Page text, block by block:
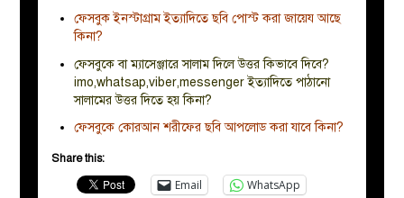
ফেসবুক ইনস্টাগ্রাম ইত্যাদিতে ছবি পোস্ট করা জায়েয আছে
কিনা?
ফেসবুকে বা ম্যাসেঞ্জারে সালাম দিলে উত্তর কিভাবে দিবে?
imo,whatsap,viber,messenger ইত্যাদিতে পাঠানো
সালামের উত্তর দিতে হয় কিনা?
ফেসবুকে কোরআন শরীফের ছবি আপলোড করা যাবে কিনা?
Share this:
Email
WhatsApp